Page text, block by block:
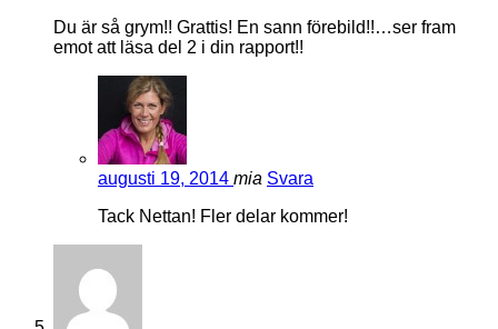
Du är så grym!! Grattis! En sann förebild!!…ser fram
emot att läsa del 2 i din rapport!!
augusti 19, 2014 mia Svara
Tack Nettan! Fler delar kommer!